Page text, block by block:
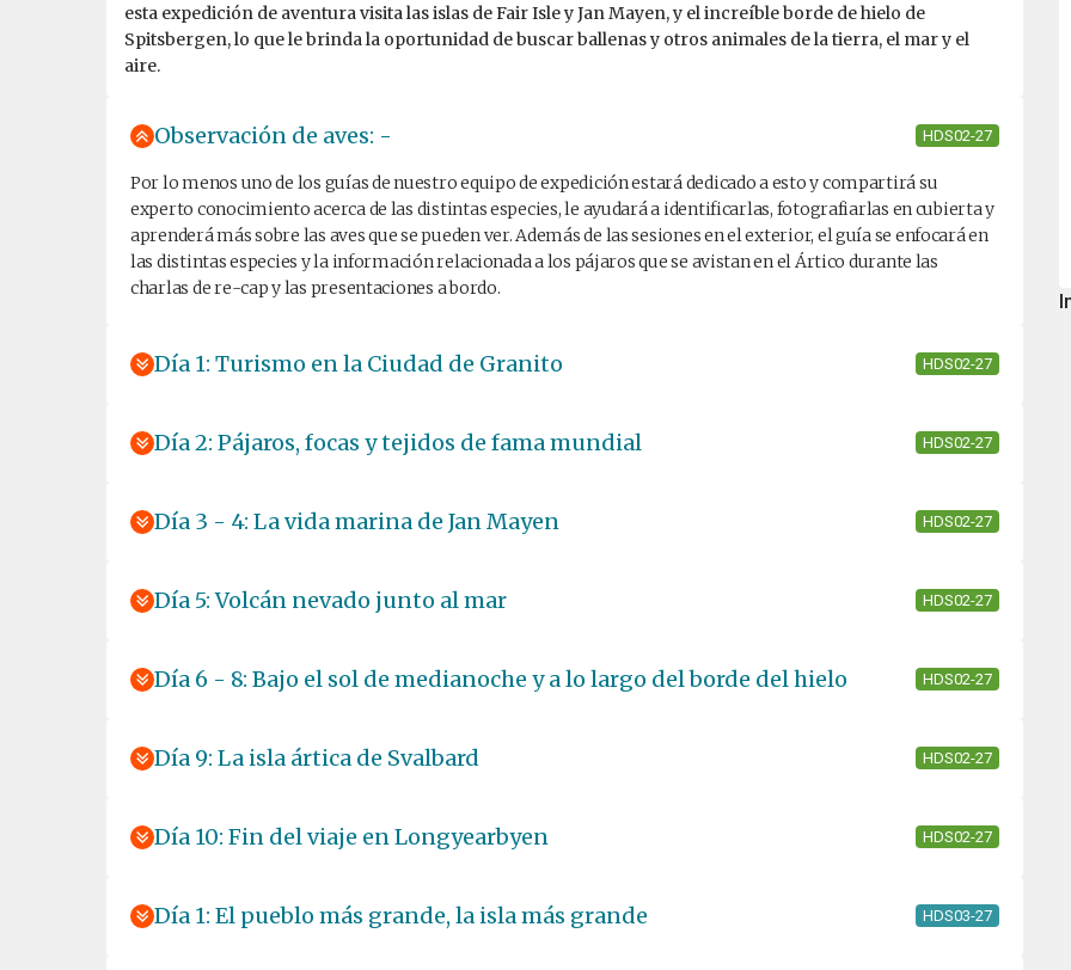
esta expedición de aventura visita las islas de Fair Isle y Jan Mayen, y el increíble borde de hielo de
Spitsbergen, lo que le brinda la oportunidad de buscar ballenas y otros animales de la tierra, el mar y el
aire.
Observación de aves: - HDS02-27
Por lo menos uno de los guías de nuestro equipo de expedición estará dedicado a esto y compartirá su
experto conocimiento acerca de las distintas especies, le ayudará a identificarlas, fotografiarlas en cubierta y
aprenderá más sobre las aves que se pueden ver. Además de las sesiones en el exterior, el guía se enfocará en
las distintas especies y la información relacionada a los pájaros que se avistan en el Ártico durante las
charlas de re-cap y las presentaciones a bordo.
Día 1: Turismo en la Ciudad de Granito HDS02-27
Día 2: Pájaros, focas y tejidos de fama mundial HDS02-27
Día 3 - 4: La vida marina de Jan Mayen HDS02-27
Día 5: Volcán nevado junto al mar HDS02-27
Día 6 - 8: Bajo el sol de medianoche y a lo largo del borde del hielo HDS02-27
Día 9: La isla ártica de Svalbard HDS02-27
Día 10: Fin del viaje en Longyearbyen HDS02-27
Día 1: El pueblo más grande, la isla más grande HDS03-27